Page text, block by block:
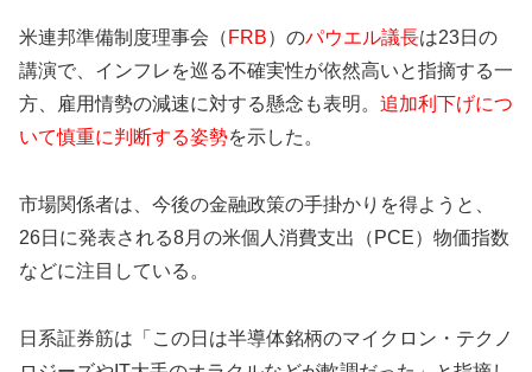
米連邦準備制度理事会（ FRB）のパウエル議長は23日の
講演で、インフレを巡る不確実性が依然高いと指摘する一
方、雇用情勢の減速に対する懸念も表明。 追加利下げにつ
いて慎重に判断する姿勢を示した。
市場関係者は、今後の金融政策の手掛かりを得ようと、
26日に発表される8月の米個人消費支出（PCE）物価指数
などに注目している。
日系証券筋は「この日は半導体銘柄のマイクロン・テクノ